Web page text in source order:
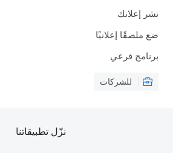
نشر إعلانك
ضع ملصقًا إعلانيًا
برنامج فرعي
للشركات
نزّل تطبيقاتنا